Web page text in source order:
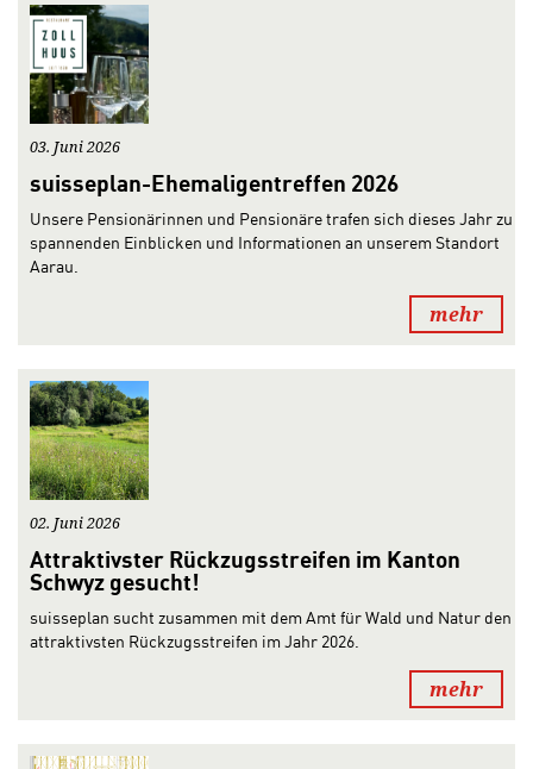
03. Juni 2026
suisseplan-Ehemaligentreffen 2026
Unsere Pensionärinnen und Pensionäre trafen sich dieses Jahr zu
spannenden Einblicken und Informationen an unserem Standort
Aarau.
mehr
02. Juni 2026
Attraktivster Rückzugsstreifen im Kanton
Schwyz gesucht!
suisseplan sucht zusammen mit dem Amt für Wald und Natur den
attraktivsten Rückzugsstreifen im Jahr 2026.
mehr